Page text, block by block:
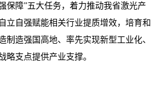
保障”五大任务，着力推动我省激光产
立自强赋能相关行业提质增效，培育和
制造强国高地、率先实现新型工业化、
略支点提供产业支撑。